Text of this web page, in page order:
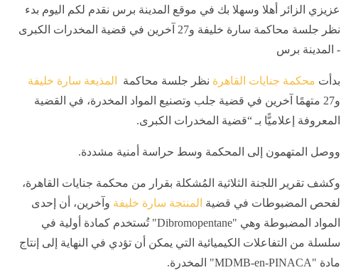
عزيزي الزائر أهلا وسهلا بك في موقع المدينة برس نقدم لكم اليوم بدء
نظر جلسة محاكمة سارة خليفة و27 آخرين في قضية المخدرات الكبرى
- المدينة برس
بدأت محكمة جنايات القاهرة نظر جلسة محاكمة
المذيعة سارة خليفة
و27 متهمًا آخرين في قضية جلب وتصنيع المواد المخدرة، في القضية
المعروفة إعلاميًّا بـ “قضية المخدرات الكبرى.
ووصل المتهمون إلى المحكمة وسط حراسة أمنية مشددة.
وكشف تقرير اللجنة الثلاثية المُشكلة بقرار من محكمة جنايات القاهرة،
لفحص المضبوطات في قضية المنتجة سارة خليفة وآخرين، أن إحدى
المواد المضبوطة وهي "Dibromopentane" تُستخدم كمادة أولية في
سلسلة من التفاعلات الكيميائية التي يمكن أن تؤدي في النهاية إلى إنتاج
مادة "MDMB-en-PINACA" المخدرة.